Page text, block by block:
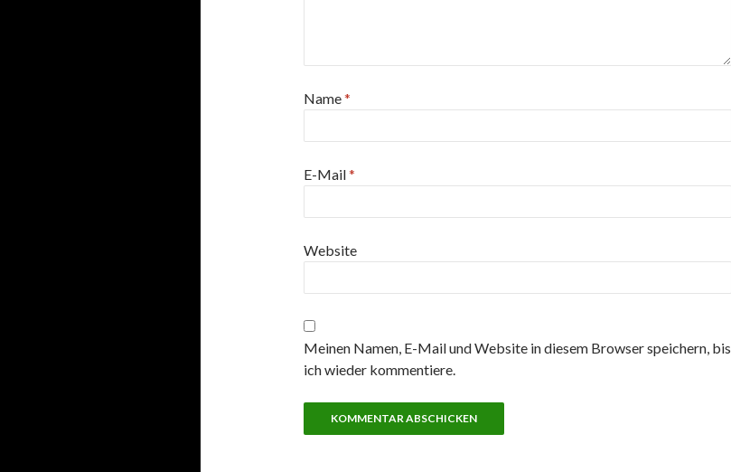
Name*
E-Mail*
Website
Meinen Namen, E-Mail und Website in diesem Browser speichern, bis
ich wieder kommentiere.